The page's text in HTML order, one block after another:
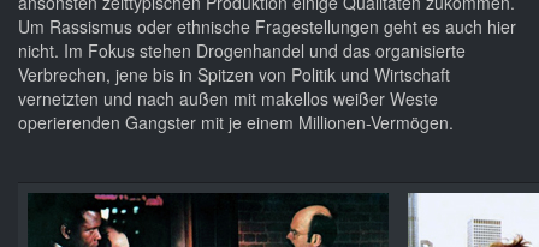
Um Rassismus oder ethnische Fragestellungen geht es auch hier
nicht. Im Fokus stehen Drogenhandel und das organisierte
Verbrechen, jene bis in Spitzen von Politik und Wirtschaft
vernetzten und nach außen mit makellos weißer Weste
operierenden Gangster mit je einem Millionen-Vermögen.